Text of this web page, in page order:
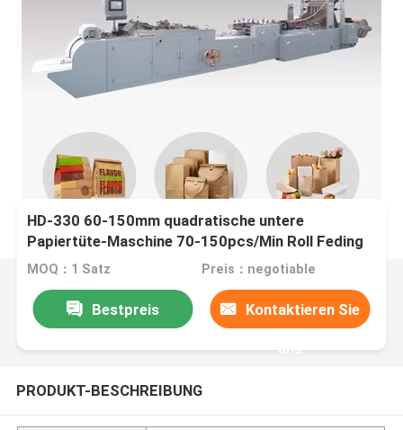
HD-330 60-150mm quadratische untere
Papiertüte-Maschine 70-150pcs/Min Roll Feding
MOQ：1 Satz Preis：negotiable
Bestpreis Kontaktieren Sie
uns
PRODUKT-BESCHREIBUNG